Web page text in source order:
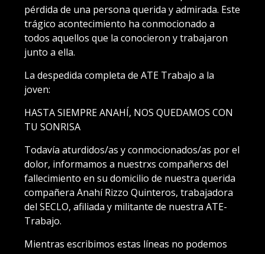
pérdida de una persona querida y admirada. Este
trágico acontecimiento ha conmocionado a
todos aquellos que la conocieron y trabajaron
junto a ella.
La despedida completa de ATE Trabajo a la
joven:
HASTA SIEMPRE ANAHÍ, NOS QUEDAMOS CON
TU SONRISA
Todavía aturdidos/as y conmocionados/as por el
dolor, informamos a nuestrxs compañerxs del
fallecimiento en su domicilio de nuestra querida
compañera Anahí Rizzo Quinteros, trabajadora
del SECLO, afiliada y militante de nuestra ATE-
Trabajo.
Mientras escribimos estas líneas no podemos